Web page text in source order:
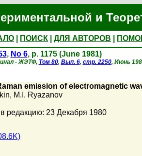
и
ПОИСК ДЛЯ АВТОРОВ
, No 6, p. 1175 (June 1981)
- ЖЭТФ, Том 80, Вып. 6, стр. 2250, Июнь
emission of electromagnetic
, M.I. Ryazanov
редакцию: 23 Декабря 1980